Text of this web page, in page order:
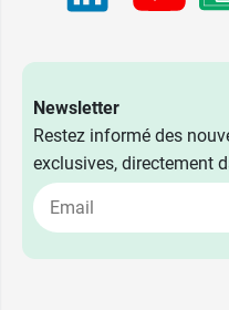
Newsletter
Restez informé des
exclusives, directement